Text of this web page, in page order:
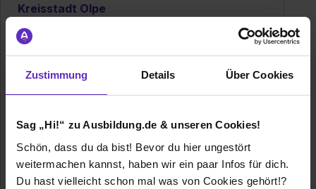
Zustimmung Details Über Cookies
Sag „Hi!“ zu Ausbildung.de & unseren Cookies!
Schön, dass du da bist! Bevor du hier ungestört
weitermachen kannst, haben wir ein paar Infos für dich.
Du hast vielleicht schon mal was von Cookies gehört!?
Kreisstadt Olpe
Franziskanerstraße 6
57462 Olpe
E-Mail anzeigen
Mitarbeiter
Umsatz ca. 60 Millionen Haushaltsmittel